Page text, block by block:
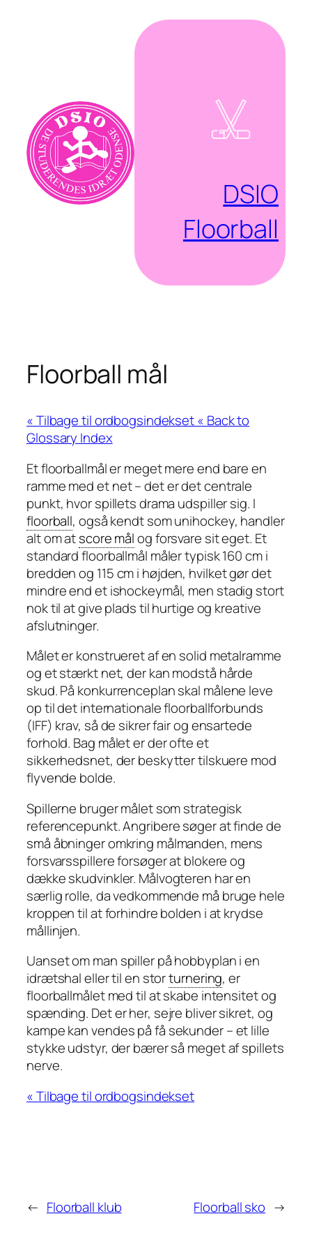
DSIO
Floorball
Floorball mål
« Back to
Glossary Index
Et floorballmål er meget mere end bare en
ramme med et net – det er det centrale
punkt, hvor spillets drama udspiller sig. I
floorball, også kendt som unihockey, handler
alt om atscore målog forsvare sit eget. Et
standard floorballmål måler typisk 160 cm i
bredden og 115 cm i højden, hvilket gør det
mindre end et ishockeymål, men stadig stort
nok til at give plads til hurtige og kreative
afslutninger.
Målet er konstrueret af en solid metalramme
og et stærkt net, der kan modstå hårde
skud. På konkurrenceplan skal målene leve
op til det internationale floorballforbunds
(IFF) krav, så de sikrer fair og ensartede
forhold. Bag målet er der ofte et
sikkerhedsnet, der beskytter tilskuere mod
flyvende bolde.
Spillerne bruger målet som strategisk
referencepunkt. Angribere søger at finde de
små åbninger omkring målmanden, mens
forsvarsspillere forsøger at blokere og
dække skudvinkler. Målvogteren har en
særlig rolle, da vedkommende må bruge hele
kroppen til at forhindre bolden i at krydse
mållinjen.
Uanset om man spiller på hobbyplan i en
idrætshal eller til en storturnering, er
floorballmålet med til at skabe intensitet og
spænding. Det er her, sejre bliver sikret, og
kampe kan vendes på få sekunder – et lille
stykke udstyr, der bærer så meget af spillets
nerve.
« Tilbage til ordbogsindekset
← Floorball klub Floorball sko →